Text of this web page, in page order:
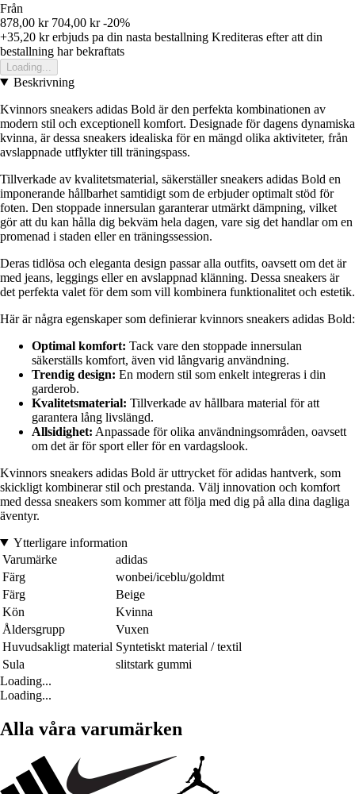
Från
878,00 kr 704,00 kr -20%
+35,20 krerbjuds pa din nasta bestallning Krediteras efter att din
bestallning har bekraftats
Loading...
Beskrivning
Kvinnors sneakers adidas Bold är den perfekta kombinationen av
modern stil och exceptionell komfort. Designade för dagens dynamiska
kvinna, är dessa sneakers idealiska för en mängd olika aktiviteter, från
avslappnade utflykter till träningspass.
Tillverkade av kvalitetsmaterial, säkerställer sneakers adidas Bold en
imponerande hållbarhet samtidigt som de erbjuder optimalt stöd för
foten. Den stoppade innersulan garanterar utmärkt dämpning, vilket
gör att du kan hålla dig bekväm hela dagen, vare sig det handlar om en
promenad i staden eller en träningssession.
Deras tidlösa och eleganta design passar alla outfits, oavsett om det är
med jeans, leggings eller en avslappnad klänning. Dessa sneakers är
det perfekta valet för dem som vill kombinera funktionalitet och estetik.
Här är några egenskaper som definierar kvinnors sneakers adidas Bold:
Optimal komfort: Tack vare den stoppade innersulan
säkerställs komfort, även vid långvarig användning.
Trendig design: En modern stil som enkelt integreras i din
garderob.
Kvalitetsmaterial: Tillverkade av hållbara material för att
garantera lång livslängd.
Allsidighet: Anpassade för olika användningsområden, oavsett
om det är för sport eller för en vardagslook.
Kvinnors sneakers adidas Bold är uttrycket för adidas hantverk, som
skickligt kombinerar stil och prestanda. Välj innovation och komfort
med dessa sneakers som kommer att följa med dig på alla dina dagliga
äventyr.
Ytterligare information
Varumärke
adidas
Färg
wonbei/iceblu/goldmt
Färg
Beige
Kön
Kvinna
Åldersgrupp
Vuxen
Huvudsakligt material Syntetiskt material / textil
Sula
slitstark gummi
Loading...
Loading...
Alla våra varumärken